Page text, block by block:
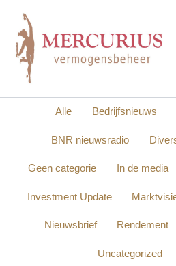
inhoud
Alle Bedrijfsnieuws
BNR nieuwsradio
Geen categorie In de media
Investment Update
Nieuwsbrief Rendement
Uncategorized